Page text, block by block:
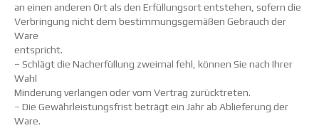
an einen anderen Ort als den Erfüllungsort entstehen, sofern die
Verbringung nicht dem bestimmungsgemäßen Gebrauch der
Ware
entspricht.
– Schlägt die Nacherfüllung zweimal fehl, können Sie nach Ihrer
Wahl
Minderung verlangen oder vom Vertrag zurücktreten.
– Die Gewährleistungsfrist beträgt ein Jahr ab Ablieferung der
Ware.